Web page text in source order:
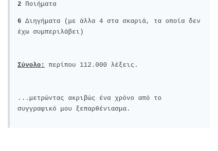
2 Ποιήματα
6 Διηγήματα (με άλλα 4 στα σκαριά, τα οποία δεν
έχω συμπεριλάβει)
Σύνολο: περίπου 112.000 λέξεις.
...μετρώντας ακριβώς ένα χρόνο από το
συγγραφικό μου ξεπαρθένιασμα.